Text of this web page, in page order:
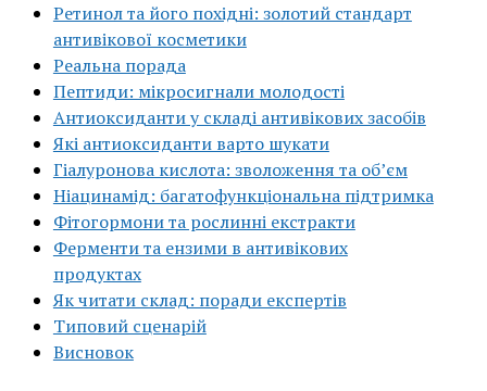
Ретинол та його похідні: золотий стандарт
антивікової косметики
Реальна порада
Пептиди: мікросигнали молодості
Антиоксиданти у складі антивікових засобів
Які антиоксиданти варто шукати
Гіалуронова кислота: зволоження та об’єм
Ніацинамід: багатофункціональна підтримка
Фітогормони та рослинні екстракти
Ферменти та ензими в антивікових
продуктах
Як читати склад: поради експертів
Типовий сценарій
Висновок